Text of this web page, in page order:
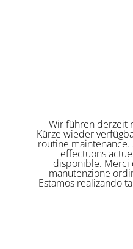
Wir führen derzeit
Kürze wieder
routine
effectuons
disponible.
manutenzione
Estamos realizando